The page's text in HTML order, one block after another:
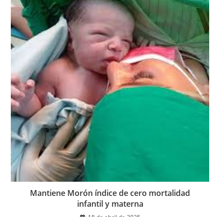
Mantiene Morón índice de cero mortalidad
infantil y materna